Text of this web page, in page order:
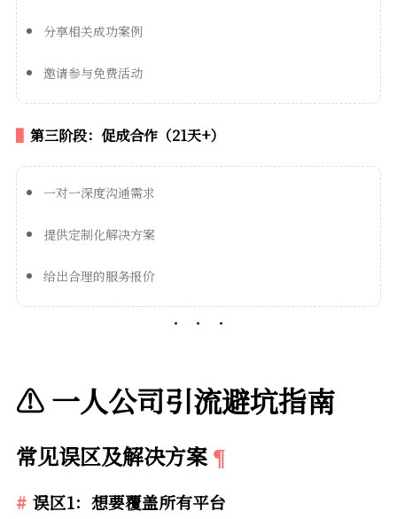
分享相关成功案例
邀请参与免费活动
第三阶段：促成合作（21天+）
一对一深度沟通需求
提供定制化解决方案
给出合理的服务报价
⚠️ 一人公司引流避坑指南
常见误区及解决方案
误区1：想要覆盖所有平台